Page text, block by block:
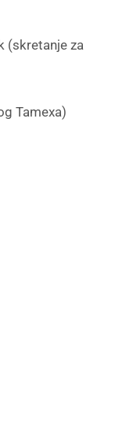
(skretanje za
Tamexa)